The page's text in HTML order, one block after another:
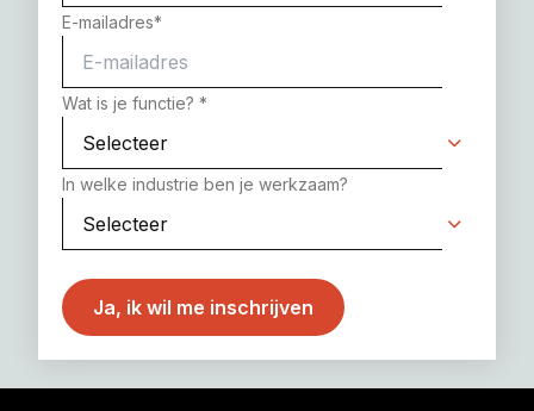
E-mailadres*
Wat is je functie? *
In welke industrie ben je werkzaam?